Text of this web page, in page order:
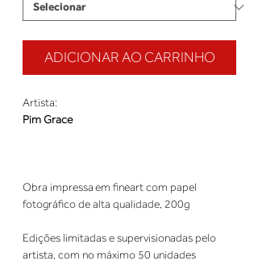
ADICIONAR AO CARRINHO
Artista:
Pim Grace
Obra impressa em fineart com papel
fotográfico de alta qualidade, 200g
Edições limitadas e supervisionadas pelo
artista, com no máximo 50 unidades